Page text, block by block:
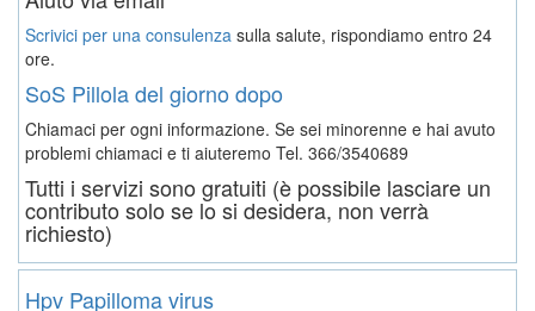
Scrivici per una consulenza sulla salute, rispondiamo entro 24
ore.
SoS Pillola del giorno dopo
Chiamaci per ogni informazione. Se sei minorenne e hai avuto
problemi chiamaci e ti aiuteremo Tel. 366/3540689
Tutti i servizi sono gratuiti (è possibile lasciare un
contributo solo se lo si desidera, non verrà
richiesto)
Hpv Papilloma virus